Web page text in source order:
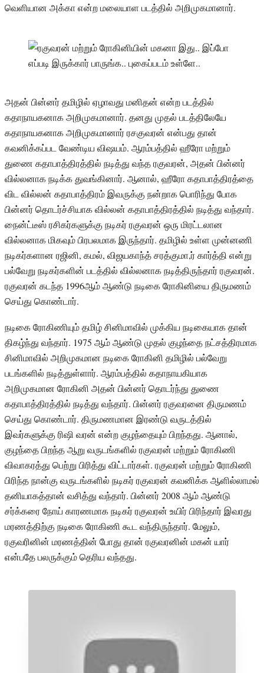
வெளியான அக்கா என்ற மலையாள படத்தில் அறிமுகமானார்.
அதன் பின்னர் தமிழில் ஏழாவது மனிதன் என்ற படத்தில்
கதாநாயகனாக அறிமுகமானார். தனது முதல் படத்திலேயே
கதாநாயகனாக அறிமுகமானார் ரசகுவரன் என்பது தான்
கவனிக்கப்பட வேண்டிய விஷயம். ஆரம்பத்தில் ஹீரோ மற்றும்
துணை கதாபாத்திரத்தில் நடித்து வந்த ரகுவரன், அதன் பின்னர்
வில்லனாக நடிக்க துவங்கினார். ஆனால், ஹீரோ கதாபாத்திரத்தை
விட வில்லன் கதாபாத்திரம் இவருக்கு நன்றாக பொரிந்து போக
பின்னர் தொடர்ச்சியாக வில்லன் கதாபாத்திரத்தில் நடித்து வந்தார்.
நைன்ட்டீஸ் ரசிகர்களுக்கு நடிகர் ரகுவரன் ஒரு மிரட்டலான
வில்லனாக மிகவும் பிரபலமாக இருந்தார். தமிழில் உள்ள முன்னணி
நடிகர்களான ரஜினி, கமல், விஜயகாந்த் சரத்குமா,ர் கார்த்தி என்று
பல்வேறு நடிகர்களின் படத்தில் வில்லனாக நடித்திருந்தார் ரகுவரன்.
ரகுவரன் கடந்த 1996ஆம் ஆண்டு நடிகை ரோகினியை திருமணம்
செய்து கொண்டார்.
நடிகை ரோகிணியும் தமிழ் சினிமாவில் முக்கிய நடிகையாக தான்
திகழ்ந்து வந்தார். 1975 ஆம் ஆண்டு முதல் குழந்தை நட்சத்திரமாக
சினிமாவில் அறிமுகமான நடிகை ரோகினி தமிழில் பல்வேறு
படங்களில் நடித்துள்ளார். ஆரம்பத்தில் கதாநாயகியாக
அறிமுகமான ரோகினி அதன் பின்னர் தொடர்ந்து துணை
கதாபாத்திரத்தில் நடித்து வந்தார். பின்னர் ரகுவரனை திருமணம்
செய்து கொண்டார். திருமணமான இரண்டு வருடத்தில்
இவர்களுக்கு ரிஷி வரன் என்ற குழந்தையும் பிறந்தது. ஆனால்,
குழந்தை பிறந்த ஆறு வருடங்களில் ரகுவரன் மற்றும் ரோகிணி
விவாகரத்து பெற்று பிரித்து விட்டார்கள். ரகுவரன் மற்றும் ரோகிணி
பிரிந்த நான்கு வருடங்களில் நடிகர் ரகுவரன் கவனிக்க ஆளில்லாமல்
தனியாகத்தான் வசித்து வந்தார். பின்னர் 2008 ஆம் ஆண்டு
சர்க்கரை நோய் காரணமாக நடிகர் ரகுவரன் உயிர் பிரிந்தார் இவரது
மரணத்திற்கு நடிகை ரோகிணி கூட வந்திருந்தார். மேலும்,
ரகுவரினின் மரணத்தின் போது தான் ரகுவரனின் மகன் யார்
என்பதே பலருக்கும் தெரிய வந்தது.